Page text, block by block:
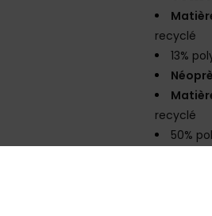
recyclé
13%
recyclé
50%